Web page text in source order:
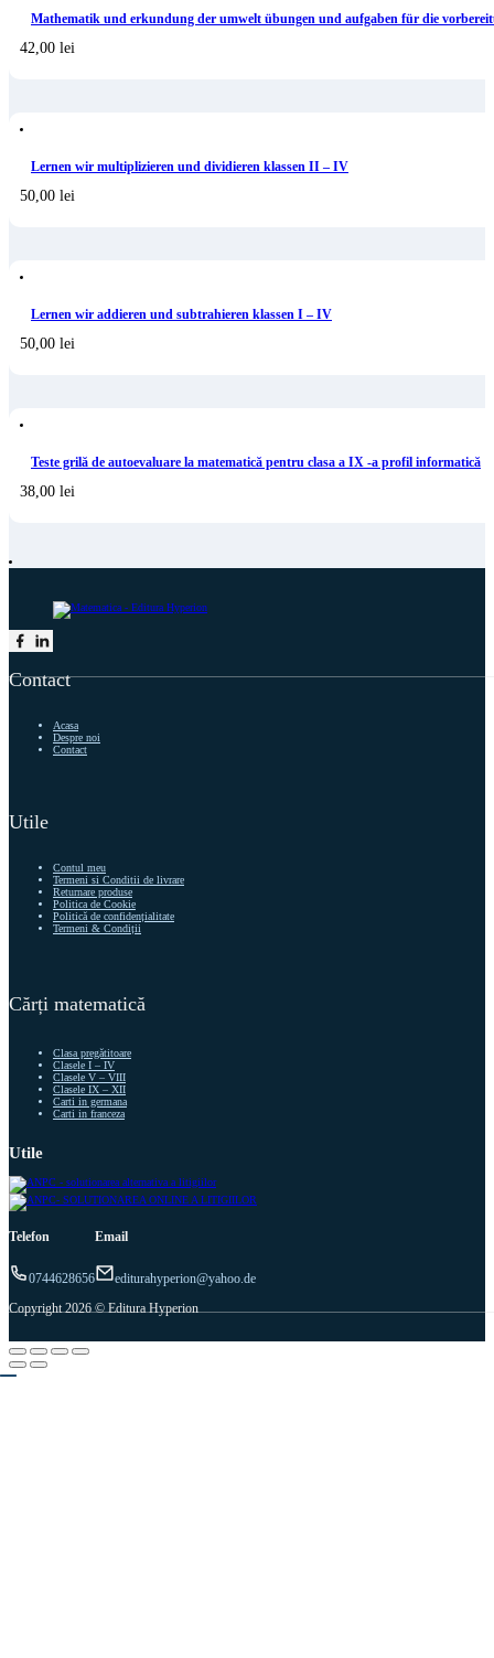
Mathematik und erkundung der umwelt übungen und aufgaben für die
42,00 lei
Lernen wir multiplizieren und dividieren klassen II – IV
50,00 lei
Lernen wir addieren und subtrahieren klassen I – IV
50,00 lei
Teste grilă de autoevaluare la matematică pentru clasa a IX -a profil informatică
38,00 lei
Follow me on Facebook
Follow me on LinkedIn
Contact
Acasa
Despre noi
Contact
Utile
Contul meu
Termeni si Conditii de livrare
Returnare produse
Politica de Cookie
Politică de confidențialitate
Termeni & Condiții
Cărți matematică
Clasa pregătitoare
Clasele I – IV
Clasele V – VIII
Clasele IX – XII
Carti in germana
Carti in franceza
Utile
Telefon
0744628656
Email
editurahyperion@yahoo.de
Copyright 2026 © Editura Hyperion